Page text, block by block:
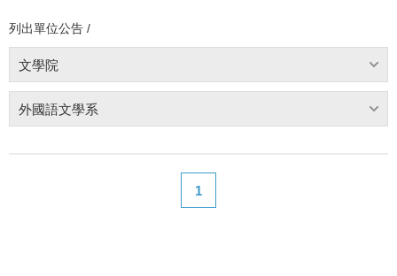
列出單位公告 /
文學院
外國語文學系
1